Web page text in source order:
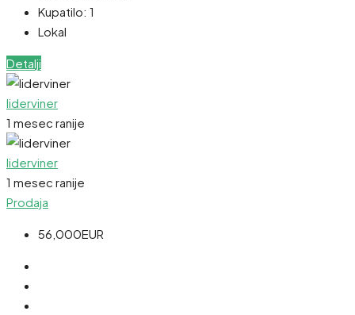
Kupatilo: 1
Lokal
Detalji
liderviner
1 mesec ranije
liderviner
1 mesec ranije
Prodaja
56,000EUR